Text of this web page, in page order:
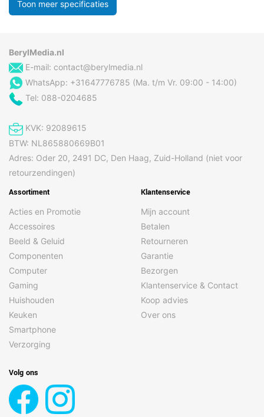
Toon meer specificaties
BerylMedia.nl
E-mail: contact@berylmedia.nl
WhatsApp: +31647776785 (Ma. t/m Vr. 09:00 - 14:00)
Tel: 088-0204685
KVK: 92089615
BTW: NL865880669B01
Adres: Oder 20, 2491 DC, Den Haag, Zuid-Holland (niet voor
retourzendingen)
Assortiment
Acties en Promotie
Accessoires
Beeld & Geluid
Componenten
Computer
Gaming
Huishouden
Keuken
Smartphone
Verzorging
Klantenservice
Mijn account
Betalen
Retourneren
Garantie
Bezorgen
Klantenservice & Contact
Koop advies
Over ons
Volg ons